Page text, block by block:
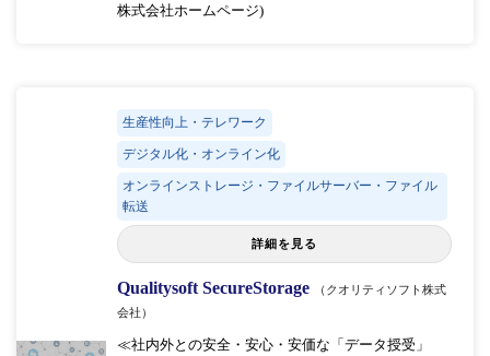
株式会社ホームページ)
生産性向上・テレワーク
デジタル化・オンライン化
オンラインストレージ・ファイルサーバー・ファイル
転送
詳細を見る
Qualitysoft SecureStorage
（クオリティソフト株式
会社）
≪社内外との安全・安心・安価な「データ授受」